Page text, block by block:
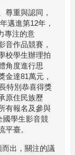
尊重與認同，
邁進第12年，
專注的意
音作品競賽，
校學生辦理拍
角度進行思
金達81萬元，
特別恭喜得獎
原住民族歷
有報名及參與
國學生影音競
平臺。
出，關注的議